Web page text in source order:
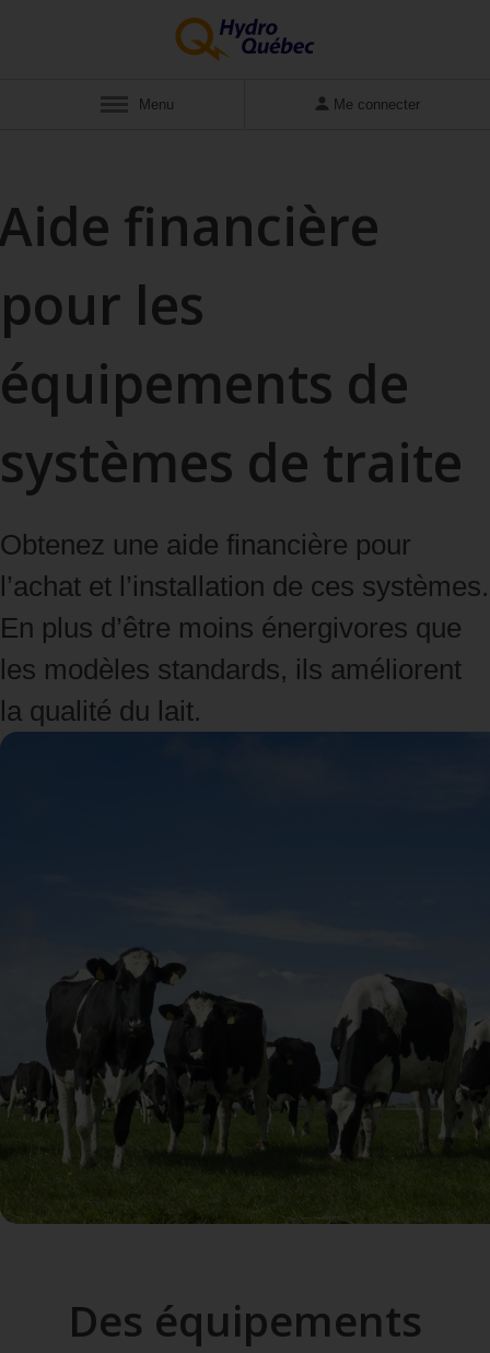
Afficher
Menu Me connecter
financière
pour les
équipements de
systèmes de traite
Obtenez une aide financière pour
l’achat et l’installation de ces systèmes.
En plus d’être moins énergivores que
les modèles standards, ils améliorent
la qualité du lait.
Des équipements